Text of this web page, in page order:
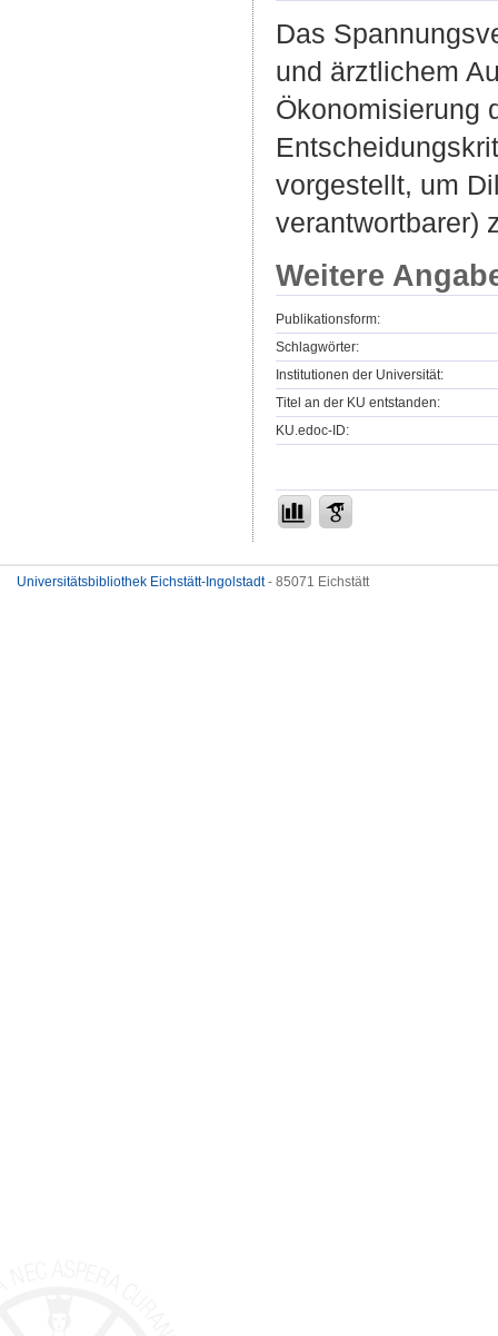
Das
und ärztlichem
Ökonomisierung
vorgestellt, um
verantwortbarer)
Weitere
Publikationsform:
Schlagwörter:
Institutionen der Universität:
Titel an der KU entstanden:
KU.edoc-ID:
Universitätsbibliothek Eichstätt-Ingolstadt- 85071 Eichstätt